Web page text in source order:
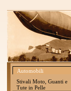
Automobili
Stivali Moto, Guanti e
Tute in Pelle